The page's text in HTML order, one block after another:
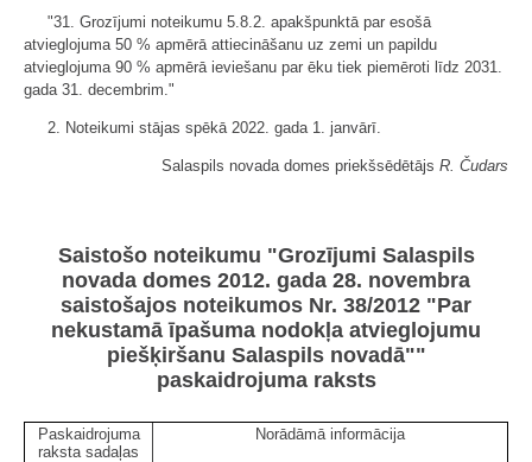
"31. Grozījumi noteikumu 5.8.2. apakšpunktā par esošā
atvieglojuma 50 % apmērā attiecināšanu uz zemi un papildu
atvieglojuma 90 % apmērā ieviešanu par ēku tiek piemēroti līdz 2031.
gada 31. decembrim."
2. Noteikumi stājas spēkā 2022. gada 1. janvārī.
Salaspils novada domes priekšsēdētājs R. Čudars
Saistošo noteikumu "Grozījumi Salaspils
novada domes 2012. gada 28. novembra
saistošajos noteikumos Nr. 38/2012 "Par
nekustamā īpašuma nodokļa atvieglojumu
piešķiršanu Salaspils novadā""
paskaidrojuma raksts
Paskaidrojuma
raksta sadaļas
Norādāmā informācija